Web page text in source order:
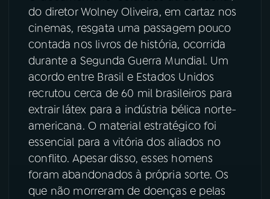
08PRÊMIO RÁDIO MEC
ACOMPANHE A RÁDIO MEC
Facebook
Instagram X
TikTok
do diretor Wolney Oliveira, em cartaz nos
cinemas, resgata uma passagem pouco
contada nos livros de história, ocorrida
durante a Segunda Guerra Mundial. Um
acordo entre Brasil e Estados Unidos
recrutou cerca de 60 mil brasileiros para
extrair látex para a indústria bélica norte-
americana. O material estratégico foi
essencial para a vitória dos aliados no
conflito. Apesar disso, esses homens
foram abandonados à própria sorte. Os
que não morreram de doenças e pelas